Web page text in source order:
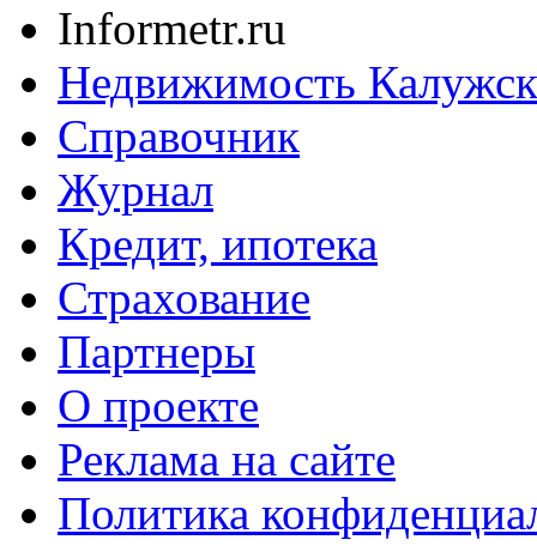
Informetr.ru
Недвижимость
Справочник
Журнал
Кредит, ипотека
Страхование
Партнеры
O проекте
Реклама на сайте
Политика